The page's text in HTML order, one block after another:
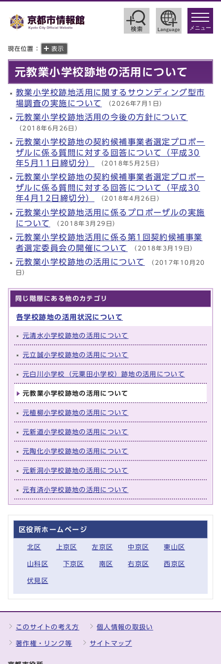
toggle
メニュー
現在位置： 表示
元教業小学校跡地の活用について
教業小学校跡地活用に関するサウンディング型市
場調査の実施について （2026年7月1日）
元教業小学校跡地活用の今後の方針について
（2018年6月26日）
元教業小学校跡地の契約候補事業者選定プロポー
ザルに係る質問に対する回答について（平成30
年5月11日締切分）
（2018年5月25日）
元教業小学校跡地の契約候補事業者選定プロポー
ザルに係る質問に対する回答について（平成30
年4月12日締切分）
（2018年4月26日）
元教業小学校跡地活用に係るプロポーザルの実施
について （2018年3月29日）
元教業小学校跡地活用に係る第1回契約候補事業
者選定委員会の開催について （2018年3月19日）
元教業小学校跡地の活用について （2017年10月20
日）
同じ階層にある他のカテゴリ
各学校跡地の活用状況について
元清水小学校跡地の活用について
元立誠小学校跡地の活用について
元白川小学校（元粟田小学校）跡地の活用について
元教業小学校跡地の活用について
元植柳小学校跡地の活用について
元新道小学校跡地の活用について
元陶化小学校跡地の活用について
元新洞小学校跡地の活用について
元有済小学校跡地の活用について
区役所ホームページ
北区 上京区 左京区 中京区 東山区
山科区 下京区 南区 右京区 西京区
伏見区
このサイトの考え方 個人情報の取扱い
著作権・リンク等 サイトマップ